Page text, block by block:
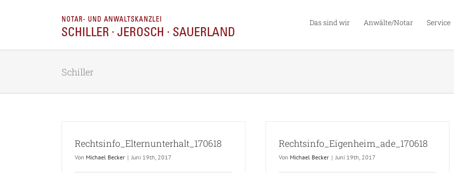
Das sind wir Anwälte/Notar Service
Schiller
Rechtsinfo_Elternunterhalt_170618
Von Michael Becker | Juni 19th, 2017
Rechtsinfo_Eigenheim_ade_170618
Von Michael Becker | Juni 19th, 2017